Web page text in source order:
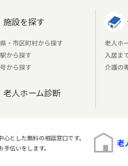
施設を探す
・市区町村から探す
から探す
から探す
老人ホーム診断
老人ホ
入居ま
介護の
とした無料の相談窓口です。
伝いをします。
老